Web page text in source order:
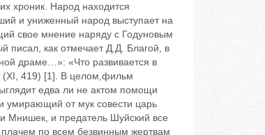
хроник. Народ находится
и униженный народ выступает на
свое мнение наряду с Годуновым
писал, как отмечает Д.Д. Благой, в
драме…»: «Что развивается в
(XI, 419) [1]. В целом,фильм
едва ли не актом помощи
умирающий от мук совести царь
Мнишек, и предатель Шуйский ‬все
‬по всем безвинным жертвам